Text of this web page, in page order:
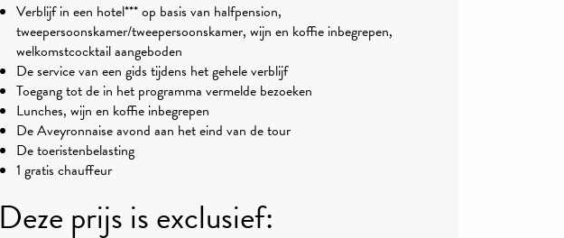
Verblijf in een hotel*** op basis van halfpension,
tweepersoonskamer/tweepersoonskamer, wijn en koffie inbegrepen,
welkomstcocktail aangeboden
De service van een gids tijdens het gehele verblijf
Toegang tot de in het programma vermelde bezoeken
Lunches, wijn en koffie inbegrepen
De Aveyronnaise avond aan het eind van de tour
De toeristenbelasting
1 gratis chauffeur
Deze prijs is exclusief: